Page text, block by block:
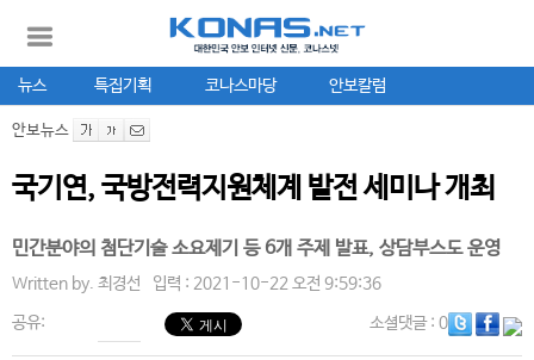
뉴스 특집기획 코나스마당 안보칼럼
안보뉴스
국기연, 국방전력지원체계 발전 세미나 개최
민간분야의 첨단기술 소요제기 등 6개 주제 발표, 상담부스도 운영
Written by. 최경선 입력 : 2021-10-22 오전 9:59:36
공유: 소셜댓글: 0